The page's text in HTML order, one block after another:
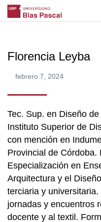
Florencia Leyba
febrero 7, 2024
Tec. Sup. en Diseño
Instituto Superior de
con mención en
Provincial de Córdoba.
Especialización en
Arquitectura y el
terciaria y
jornadas y encuentros
docente y al textil.